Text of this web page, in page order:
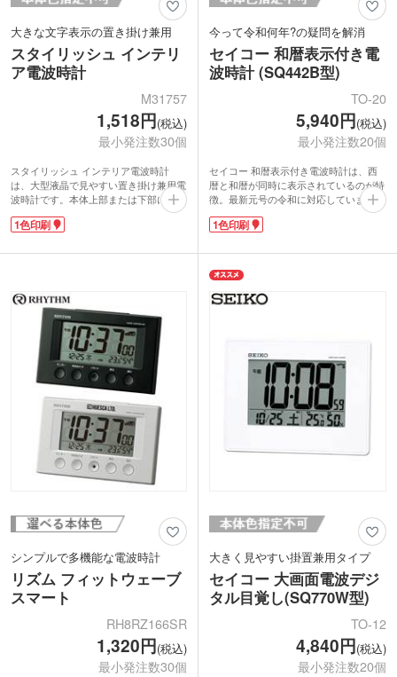
大きな文字表示の置き掛け兼用
スタイリッシュ インテリ
ア電波時計
M31757
1,518円(税込)
最小発注数30個
スタイリッシュ インテリア電波時計
は、大型液晶で見やすい置き掛け兼用電
波時計です。本体上部または下部に1色
標準時刻電波の受信機能により、正確な
できる環境で、秒単位で正確な時刻を知
サイズの文字表示で、時刻の表示はもち
ろん日付や曜日、温度がひと目でわかり
1色印刷
今って令和何年?の疑問を解消
セイコー 和暦表示付き電
波時計 (SQ442B型)
TO-20
5,940円(税込)
最小発注数20個
セイコー 和暦表示付き電波時計は、西
暦と和暦が同時に表示されているのが特
徴。最新元号の令和に対応しています。
とっさに聞かれるとすぐに出てこない和
暦は、書類の記入時など意外と必要な場
きるので、和暦だけ調べる必要がなくな
って便利です。健康管理の参考になる温
度や湿度も表示され、これ一つあれば
日々の生活で必要になる情報がまとめて
すれば、もらった人の印象に残る高級記
念品に。永年勤続表彰や社内表彰の景品
にもおすすめです。
1色印刷
シンプルで多機能な電波時計
リズム フィットウェーブ
スマート
RH8RZ166SR
1,320円(税込)
最小発注数30個
大きく見やすい掛置兼用タイプ
セイコー 大画面電波デジ
タル目覚し(SQ770W型)
TO-12
4,840円(税込)
最小発注数20個